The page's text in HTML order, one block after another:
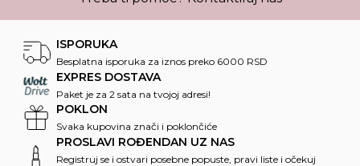
ISPORUKA
Besplatna isporuka za iznos preko 6000 RSD
EXPRES DOSTAVA
Paket je za 2 sata na tvojoj adresi!
POKLON
Svaka kupovina znači i poklončiće
PROSLAVI ROĐENDAN UZ NAS
Registruj se i ostvari posebne popuste, pravi liste i očekuj